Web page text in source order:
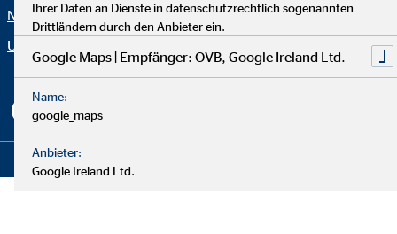
Netiquette
Unternehmen OVB
Kontakt
Erklärung zur Barrierefreiheit
Cookie-Einstellungen
Copyright © 2026 by OVB Holding AG | All Rights Reserved
Ihrer Daten an Dienste in datenschutzrechtlich sogenannten
Drittländern durch den Anbieter ein.
Google Maps | Empfänger: OVB, Google Ireland Ltd.
Name:
google_maps
Anbieter:
Google Ireland Ltd.